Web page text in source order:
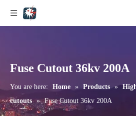
Fuse Cutout 36kv 200A
You are here: Home » Products »
cutouts » Fuse Cutout 36kv 200A